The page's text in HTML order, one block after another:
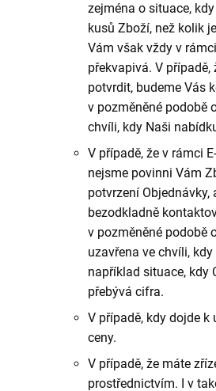
zejména o situace,
kusů Zboží, než kolik
Vám však vždy v
překvapivá. V
potvrdit, budeme Vás
v pozměněné podobě
chvíli, kdy Naši
V případě, že v rámci
nejsme povinni Vám
potvrzení
bezodkladně
v pozměněné podobě
uzavřena ve chvíli,
například situace, kdy
přebývá cifra.
V případě, kdy dojde k
ceny.
V případě, že máte
prostřednictvím. I v